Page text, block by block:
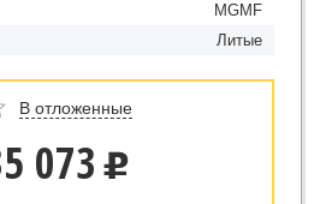
MGMF
Литые
В отложенные
073 u